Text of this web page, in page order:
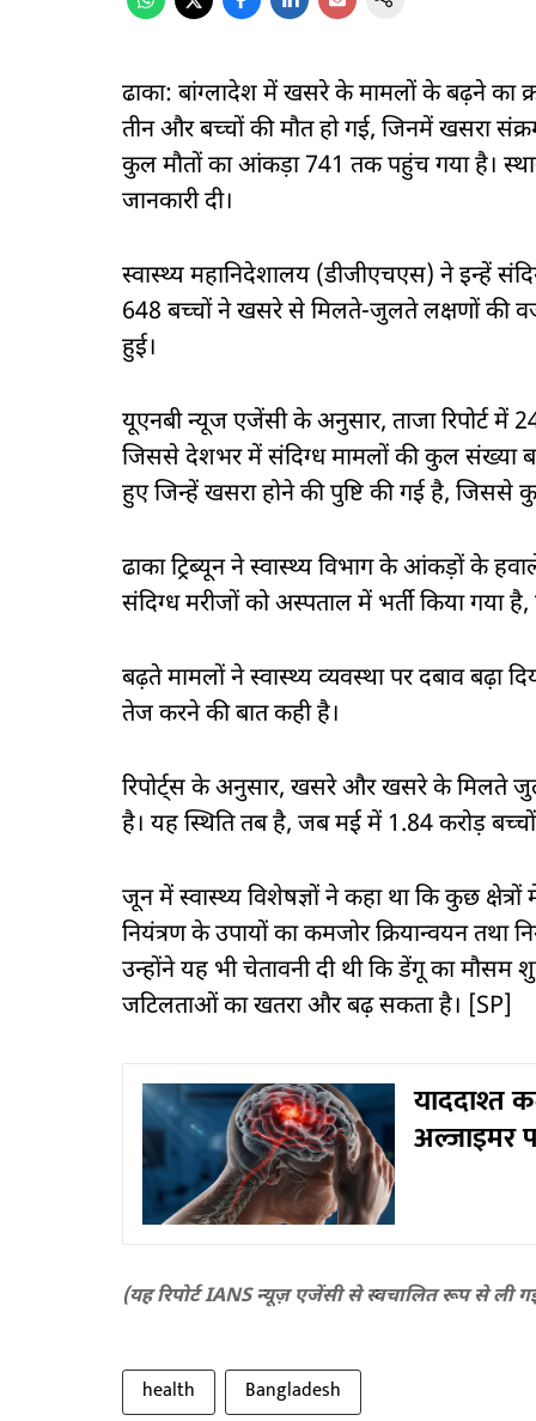
ढाका: बांग्लादेश में खसरे के मामलों के बढ़ने का
तीन और बच्चों की मौत हो गई, जिनमें खसरा
कुल मौतों का आंकड़ा 741 तक पहुंच गया है।
जानकारी दी।
स्वास्थ्य महानिदेशालय (डीजीएचएस) ने इन्हें
648 बच्चों ने खसरे से मिलते-जुलते लक्षणों की
हुई।
यूएनबी न्यूज एजेंसी के अनुसार, ताजा रिपोर्ट
जिससे देशभर में संदिग्ध मामलों की कुल संख्या
हुए जिन्हें खसरा होने की पुष्टि की गई है,
ढाका ट्रिब्यून ने स्वास्थ्य विभाग के आंकड़ों के
संदिग्ध मरीजों को अस्पताल में भर्ती किया
बढ़ते मामलों ने स्वास्थ्य व्यवस्था पर दबाव बढ़ा
तेज करने की बात कही है।
रिपोर्ट्स के अनुसार, खसरे और खसरे के मिलते
है। यह स्थिति तब है, जब मई में 1.84 करोड़
जून में स्वास्थ्य विशेषज्ञों ने कहा था कि कुछ
नियंत्रण के उपायों का कमजोर क्रियान्वयन तथा
उन्होंने यह भी चेतावनी दी थी कि डेंगू का
जटिलताओं का खतरा और बढ़ सकता है। [SP]
याददाश्त
अल्जाइमर
(यह रिपोर्ट IANS न्यूज़ एजेंसी से स्वचालित रूप से ली
health Bangladesh